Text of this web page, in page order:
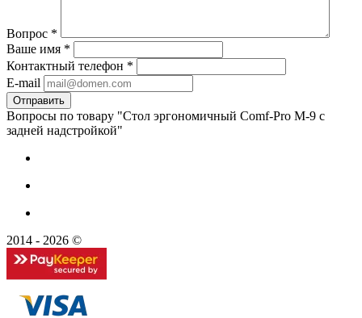
Вопрос *
Ваше имя *
Контактный телефон *
E-mail
Вопросы по товару "Cтол эргономичный Comf-Pro M-9 с
задней надстройкой"
2014 - 2026 ©